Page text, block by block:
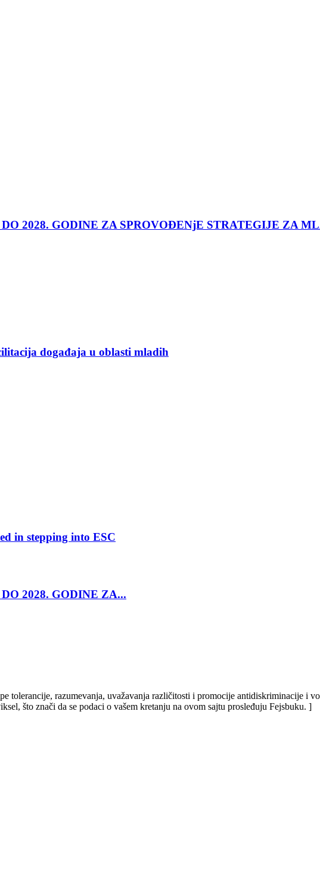
2028. GODINE ZA SPROVOĐENjE STRATEGIJE ZA
događaja u oblasti mladih
in stepping into ESC
2028. GODINE ZA...
tolerancije, razumevanja, uvažavanja različitosti i promocije antidiskriminacije i
što znači da se podaci o vašem kretanju na ovom sajtu prosleđuju Fejsbuku. ]